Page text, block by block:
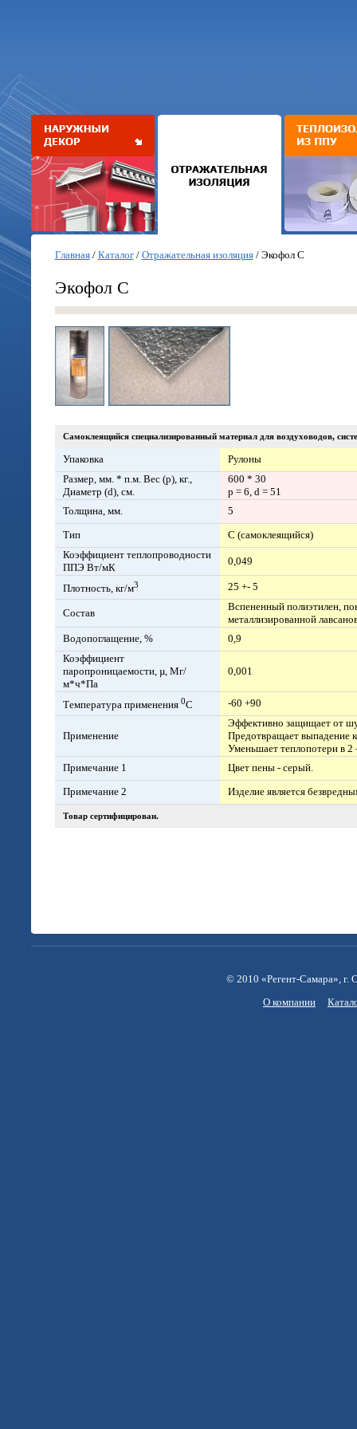
Главная/ Каталог/ Отражательная изоляция/ Экофол С
Экофол С
Самоклеящийся специализированный материал для воздуховодов,
Упаковка
Рулоны
Размер, мм. * п.м. Вес (p), кг.,
Диаметр (d), см.
600 * 30
p = 6, d = 51
Толщина, мм.
5
Тип
С (самоклеящийся)
Коэффициент теплопроводности
ППЭ Вт/мК
0,049
Плотность, кг/м3 25 +- 5
Состав
Вспененный полиэтилен,
металлизированной
Водопоглащение, %
0,9
Коэффициент
паропроницаемости, µ, Мг/
м*ч*Па
0,001
Температура применения 0С -60 +90
Применение
Эффективно защищает от
Предотвращает выпадение
Уменьшает теплопотери в 2
Примечание 1
Цвет пены - серый.
Примечание 2
Изделие является
Товар сертифицирован.
© 2010 «Регент-Самара», г.
О компании